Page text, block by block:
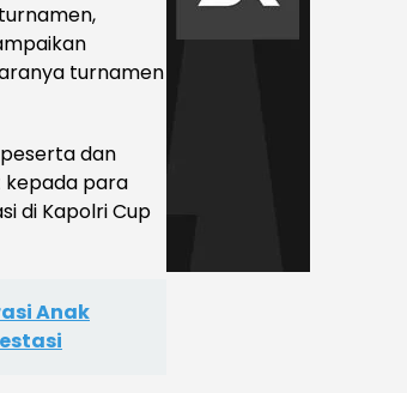
turnamen
dan
kepada para
di Kapolri Cup
Anak